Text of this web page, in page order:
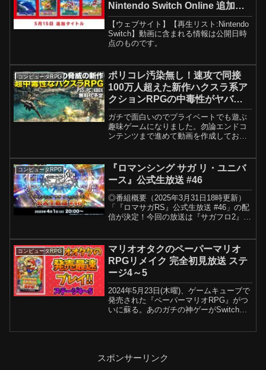
Nintendo Switch Online 追加タ
イトル [2024年5月15日]
【ウェブサイト】【再生リスト:Nintendo
Switch】動画に含まれる情報は公開日時
点のものです。
コンピュータRPG
ポリコレ汚染無し！速攻で同接
100万人超えた新作ハクスラ系ア
クションRPGの中毒性がヤバ過
ぎる(PS5/PC/XBOX)｜Path of
Exile 2【ゆっくり実況】パスオブ
エグザイル2
ガチで面白いのでプライベートでも遊ぶ
趣味ゲームになりました。勿論エンドコ
ンテンツまで進めて動画を作成しており
供:Path of Exile 20:00 冒頭謎茶...
コンピュータRPG
『ロマンシング サガ リ・ユニバ
ース』公式生放送 #46
◎番組概要（2025年3月31日18時更新）
「『ロマサガRS』公式生放送 #46」の配
信が決定！今回の放送は『サガフロ2』祭
ンティア２ リマスター』の魅力をご紹
介！さ...
コンピュータRPG
マリオオタクのペーパーマリオ
RPGリメイク 完全初見放送 ステ
ージ4～5
2024年5月23日(木曜)、ゲームキューブで
発売された『ペーパーマリオRPG』がつ
いに蘇る。あのガチの神ゲーがSwitchで
スポンサーリンク